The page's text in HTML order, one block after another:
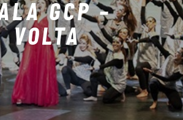
GCP –
VOLTA